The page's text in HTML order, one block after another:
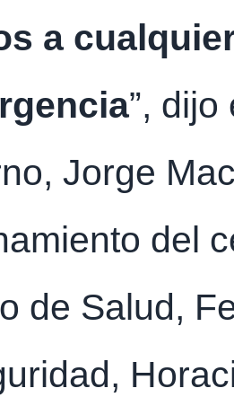
a
”,
Jorge
del
de Salud,